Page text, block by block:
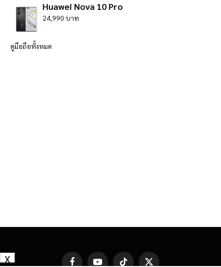
Huawei Nova 10 Pro
24,990 บาท
ดูมือถือทั้งหมด
X